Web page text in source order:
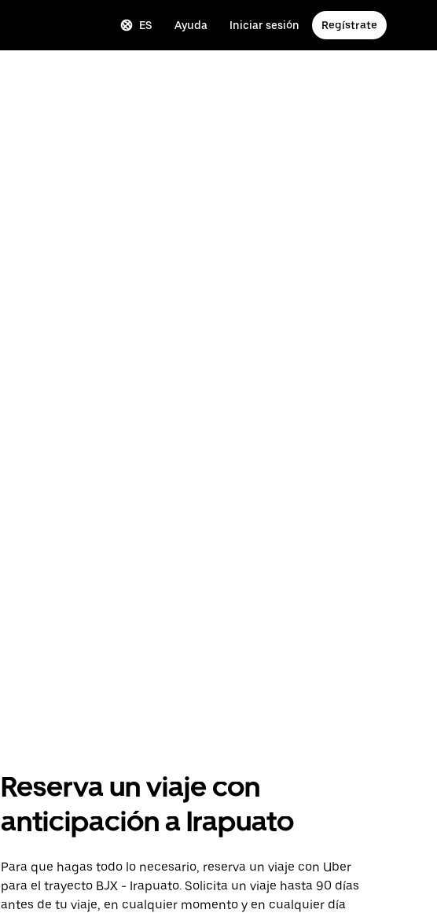
ES Ayuda Iniciar sesión Regístrate
Reserva un viaje con
anticipación a Irapuato
Para que hagas todo lo necesario, reserva un viaje con Uber
para el trayecto BJX - Irapuato. Solicita un viaje hasta 90 días
antes de tu viaje, en cualquier momento y en cualquier día